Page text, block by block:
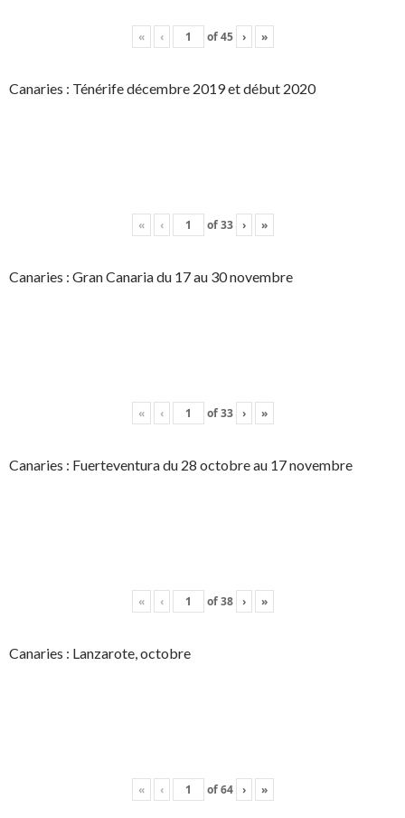
« ‹ of45 › »
Canaries : Ténérife décembre 2019 et début 2020
« ‹ of33 › »
Canaries : Gran Canaria du 17 au 30 novembre
« ‹ of33 › »
Canaries : Fuerteventura du 28 octobre au 17 novembre
« ‹ of38 › »
Canaries : Lanzarote, octobre
« ‹ of64 › »